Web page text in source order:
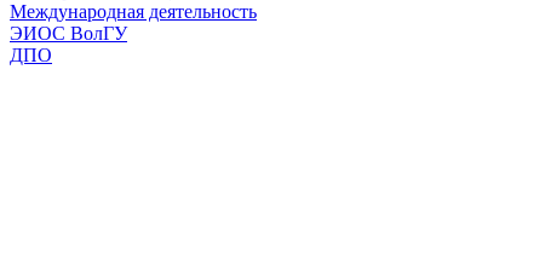
Международная деятельность
ЭИОС ВолГУ
ДПО